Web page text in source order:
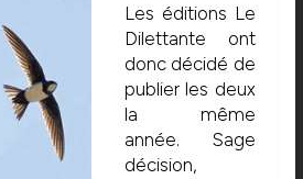
Les éditions Le
Dilettante ont
donc décidé de
publier les deux
la même
année. Sage
décision,